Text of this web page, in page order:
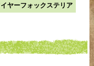
ヤーフォックステリア